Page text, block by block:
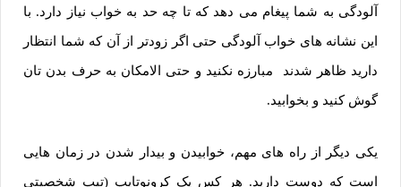
آلودگی به شما پیغام می دهد که تا چه حد به خواب نیاز دارد. با
این نشانه های خواب آلودگی حتی اگر زودتر از آن که شما انتظار
دارید ظاهر شدند مبارزه نکنید و حتی الامکان به حرف بدن تان
گوش کنید و بخوابید.
یکی دیگر از راه های مهم، خوابیدن و بیدار شدن در زمان هایی
است که دوست دارید. هر کس یک کرونوتایپ (تیپ شخصیتی